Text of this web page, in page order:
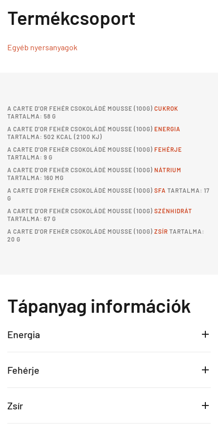
Termékcsoport
Egyéb nyersanyagok
A CARTE D'OR FEHÉR CSOKOLÁDÉ MOUSSE (100G) CUKROK
TARTALMA: 58 G
A CARTE D'OR FEHÉR CSOKOLÁDÉ MOUSSE (100G) ENERGIA
TARTALMA: 502 KCAL (2100 KJ)
A CARTE D'OR FEHÉR CSOKOLÁDÉ MOUSSE (100G) FEHÉRJE
TARTALMA: 9 G
A CARTE D'OR FEHÉR CSOKOLÁDÉ MOUSSE (100G) NÁTRIUM
TARTALMA: 160 MG
A CARTE D'OR FEHÉR CSOKOLÁDÉ MOUSSE (100G) SFA TARTALMA: 17
G
A CARTE D'OR FEHÉR CSOKOLÁDÉ MOUSSE (100G) SZÉNHIDRÁT
TARTALMA: 67 G
A CARTE D'OR FEHÉR CSOKOLÁDÉ MOUSSE (100G) ZSÍR TARTALMA:
20 G
Tápanyag információk
Energia
Fehérje
Zsír